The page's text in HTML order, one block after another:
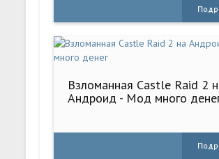
Взломанная Castle Raid 2
Андроид - Мод много